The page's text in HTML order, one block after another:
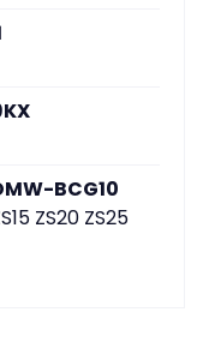
BCG10
ZS20 ZS25